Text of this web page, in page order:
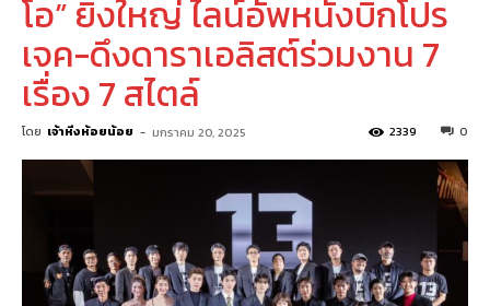
โอ” ยิ่งใหญ่ ไลน์อัพหนังบิ๊กโปร
เจค-ดึงดาราเอลิสต์ร่วมงาน 7
เรื่อง 7 สไตล์
โดย เจ้าหิ่งห้อยน้อย - มกราคม 20, 2025 0
2339